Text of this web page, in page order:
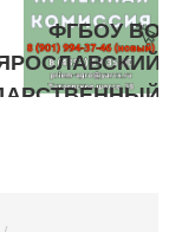
ФГБОУ ВО